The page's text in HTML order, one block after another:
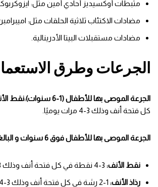
مثبطات أوكسيديز أحادي أمين مثل:
مضادات الاكتئاب ثلاثية الحلقات مثل:
مضادات مستقبلات البيتا الأدرينالية.
الجرعات وطرق
الجرعة الموصى بها للأطفال (1-6 سنوات): نقط
كل فتحة أنف وذلك 3-4 مرات يوميًا.
الجرعة الموصى بها للأطفال فوق 6 سنوات و البالغين:
نقط الأنف:
رذاذ الأنف: